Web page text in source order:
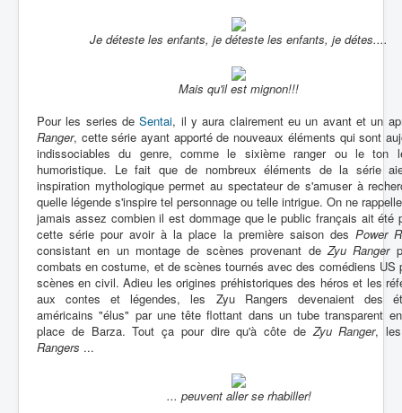
Je déteste les enfants, je déteste les enfants, je détes....
Mais qu'il est mignon!!!
Pour les series deSentai, il y aura clairement eu un avant et un
Ranger, cette série ayant apporté de nouveaux éléments qui sont
indissociables du genre, comme le sixième ranger ou le ton
humoristique. Le fait que de nombreux éléments de la série
inspiration mythologique permet au spectateur de s'amuser à
quelle légende s'inspire tel personnage ou telle intrigue. On ne
jamais assez combien il est dommage que le public français ait été
cette série pour avoir à la place la première saison des Power
consistant en un montage de scènes provenant de Zyu Ranger
combats en costume, et de scènes tournés avec des comédiens US
scènes en civil. Adieu les origines préhistoriques des héros et les
aux contes et légendes, les Zyu Rangers devenaient des
américains "élus" par une tête flottant dans un tube transparent
place de Barza. Tout ça pour dire qu'à côte de Zyu Ranger,
Rangers ...
... peuvent aller se rhabiller!